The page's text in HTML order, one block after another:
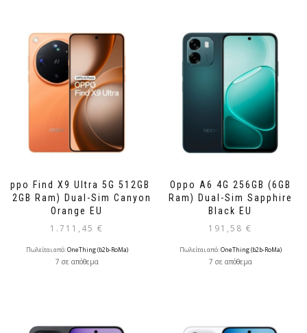
Oppo Find X9 Ultra 5G 512GB
(12GB Ram) Dual-Sim Canyon
Orange EU
1.711,45 €
Πωλείται από:OneThing (b2b-RoMa)
7 σε απόθεμα
Oppo A6 4G 256GB (6GB
Ram) Dual-Sim Sapphire
Black EU
191,58 €
Πωλείται από:OneThing (b2b-RoMa)
7 σε απόθεμα